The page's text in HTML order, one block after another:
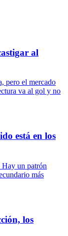
al
pero el mercado
va al gol y no
está en los
Hay un patrón
más
los